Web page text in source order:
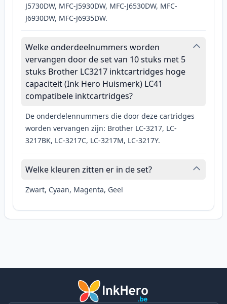
J5730DW, MFC-J5930DW, MFC-J6530DW, MFC-
J6930DW, MFC-J6935DW.
Welke onderdeelnummers worden
vervangen door de set van 10 stuks met 5
stuks Brother LC3217 inktcartridges hoge
capaciteit (Ink Hero Huismerk) LC41
compatibele inktcartridges?
De onderdelennummers die door deze cartridges
worden vervangen zijn: Brother LC-3217, LC-
3217BK, LC-3217C, LC-3217M, LC-3217Y.
Welke kleuren zitten er in de set?
Zwart, Cyaan, Magenta, Geel